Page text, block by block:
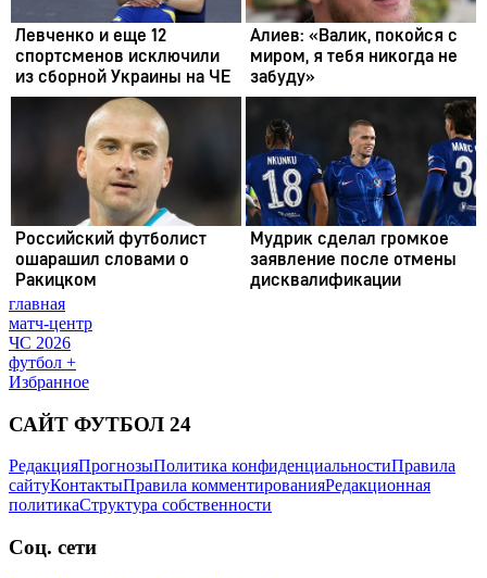
главная
матч-центр
ЧС 2026
футбол +
Избранное
САЙТ ФУТБОЛ 24
РедакцияПрогнозыПолитика конфиденциальностиПравила
сайтуКонтактыПравила комментированияРедакционная
политикаСтруктура собственности
Соц. сети